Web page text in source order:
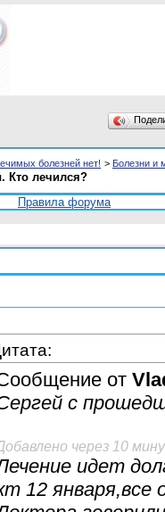
болезней нет! > Болезни и
Кто лечился?
Правила форума
от
с
через 10
идет
12 января,все